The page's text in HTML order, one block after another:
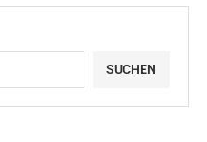
SUCHEN